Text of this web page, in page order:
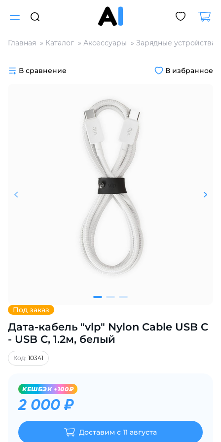
Главная Каталог Аксессуары Зарядные устройства
Под заказ
Дата-кабель "vlp" Nylon Cable USB C
- USB C, 1.2м, белый
Код: 10341
KЕШБЭК +100₽
2 000 ₽
Доставим с 11 августа
В сравнение В избранное
Разбейте
на части
без переплат
График платежей
25
Добавляйте товары
% картой любого банка
Получайте товар
выбранный способом
списываться
по25%каждые 2 недели
Подробнее